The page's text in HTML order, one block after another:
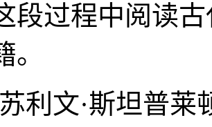
段过程中阅读
。
苏利文·斯坦普